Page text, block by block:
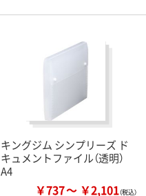
キングジム シンプリーズ ド
キュメントファイル（透明）
A4
￥737 ￥2,101